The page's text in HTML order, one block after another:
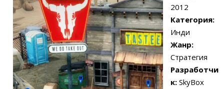
2012
Категория:
Инди
Жанр:
Стратегия
Разработчи
к: SkyBox